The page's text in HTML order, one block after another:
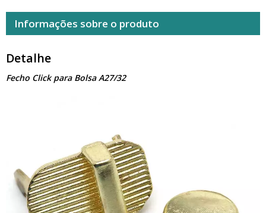
Informações sobre o produto
Detalhe
Fecho Click para Bolsa A27/32